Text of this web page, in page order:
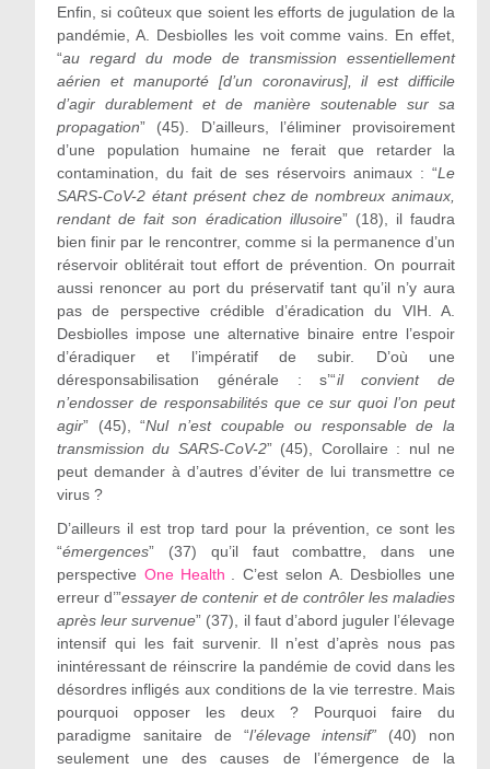
Enfin, si coûteux que soient les efforts de jugulation de la
pandémie, A. Desbiolles les voit comme vains. En effet,
“au regard du mode de transmission essentiellement
aérien et manuporté [d’un coronavirus], il est difficile
d’agir durablement et de manière soutenable sur sa
propagation” (45). D’ailleurs, l’éliminer provisoirement
d’une population humaine ne ferait que retarder la
contamination, du fait de ses réservoirs animaux : “Le
SARS-CoV-2 étant présent chez de nombreux animaux,
rendant de fait son éradication illusoire” (18), il faudra
bien finir par le rencontrer, comme si la permanence d’un
réservoir oblitérait tout effort de prévention. On pourrait
aussi renoncer au port du préservatif tant qu’il n’y aura
pas de perspective crédible d’éradication du VIH. A.
Desbiolles impose une alternative binaire entre l’espoir
d’éradiquer et l’impératif de subir. D’où une
déresponsabilisation générale : s’“il convient de
n’endosser de responsabilités que ce sur quoi l’on peut
agir” (45), “Nul n’est coupable ou responsable de la
transmission du SARS-CoV-2” (45), Corollaire : nul ne
peut demander à d’autres d’éviter de lui transmettre ce
virus ?
D’ailleurs il est trop tard pour la prévention, ce sont les
“émergences” (37) qu’il faut combattre, dans une
perspective One Health
. C’est selon A. Desbiolles une
erreur d’”essayer de contenir et de contrôler les maladies
après leur survenue” (37), il faut d’abord juguler l’élevage
intensif qui les fait survenir. Il n’est d’après nous pas
inintéressant de réinscrire la pandémie de covid dans les
désordres infligés aux conditions de la vie terrestre. Mais
pourquoi opposer les deux ? Pourquoi faire du
paradigme sanitaire de “l’élevage intensif” (40) non
seulement une des causes de l’émergence de la